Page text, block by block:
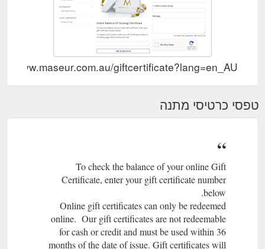
www.maseur.com.au/giftcertificate?lang=en_AU
טפסי כרטיסי מתנה
To check the balance of your online Gift
Certificate, enter your gift certificate number
below.
Online gift certificates can only be redeemed
online. Our gift certificates are not redeemable
for cash or credit and must be used within 36
months of the date of issue. Gift certificates will